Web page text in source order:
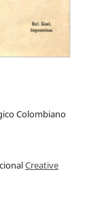
Colombiano
Creative